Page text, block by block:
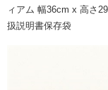
ィアム 幅36cm x 高さ
扱説明書保存袋